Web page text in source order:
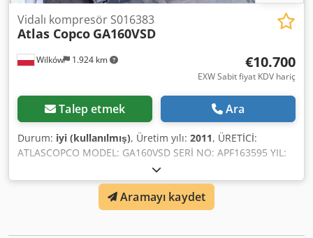
Wilków 1.924 km
Vidalı kompresör S016383
Atlas Copco GA160VSD
€10.700
EXW Sabit fiyat KDV hariç
Talep etmek Ara
Durum: iyi (kullanılmış), Üretim yılı: 2011, ÜRETİCİ:
ATLASCOPCO MODEL: GA160VSD SERİ NO: APF163595 YIL:
2011 GÜÇ (kW): 186 Chodpfsygx U Sjx Ahhoa DEBİ (m3/dak):
4,82-18,36 BASINÇ (bar): 10 ÇALIŞMA SAATİ (BELGE/GENEL):
FREKANS KONVERTÖRÜ: evetAramayı kaydet